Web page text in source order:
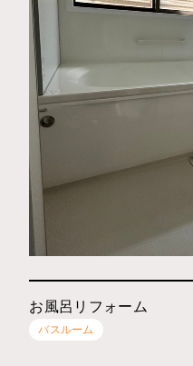
お風呂リフォーム
バスルーム